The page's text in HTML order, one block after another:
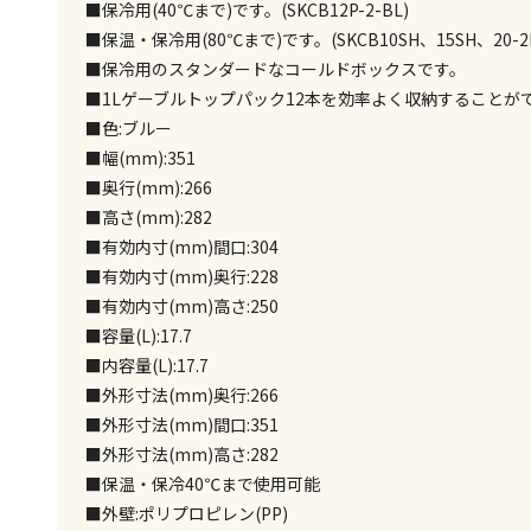
■保冷用(40℃まで)です。(SKCB12P-2-BL)
■保温・保冷用(80℃まで)です。(SKCB10SH、15SH、20-
■保冷用のスタンダードなコールドボックスです。
■1Lゲーブルトップパック12本を効率よく収納することが
■色:ブルー
■幅(mm):351
■奥行(mm):266
■高さ(mm):282
■有効内寸(mm)間口:304
■有効内寸(mm)奥行:228
■有効内寸(mm)高さ:250
■容量(L):17.7
■内容量(L):17.7
■外形寸法(mm)奥行:266
■外形寸法(mm)間口:351
■外形寸法(mm)高さ:282
■保温・保冷40℃まで使用可能
■外壁:ポリプロピレン(PP)